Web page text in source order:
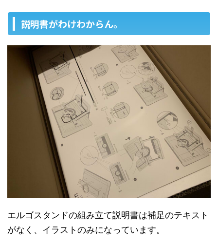
説明書がわけわからん。
エルゴスタンドの組み立て説明書は補足のテキスト
がなく、イラストのみになっています。